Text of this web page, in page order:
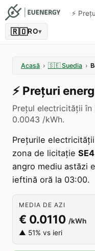
⚡️
🇷🇴RO▾
Acasă › 🇸🇪 Suedia ›
⚡️ Prețuri
Prețul electricității în
0.0043 /kWh.
Prețurile
zona de licitație
angro mediu astăzi
ieftină oră la 03:00.
MEDIA DE AZI
€ 0.0110 /kWh
▲ 51% vs ieri